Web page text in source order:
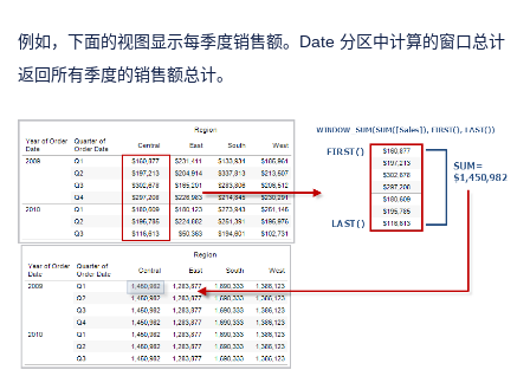
例如，下面的视图显示每季度销售额。Date 分区中计算的窗口总计
返回所有季度的销售额总计。